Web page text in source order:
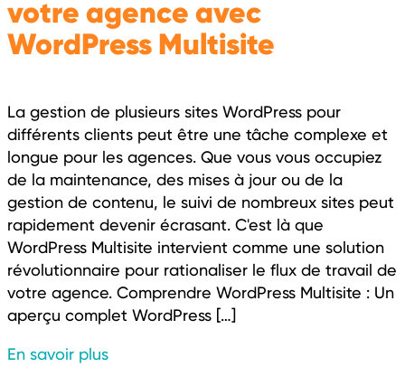
votre agence avec
WordPress Multisite
La gestion de plusieurs sites WordPress pour
différents clients peut être une tâche complexe et
longue pour les agences. Que vous vous occupiez
de la maintenance, des mises à jour ou de la
gestion de contenu, le suivi de nombreux sites peut
rapidement devenir écrasant. C'est là que
WordPress Multisite intervient comme une solution
révolutionnaire pour rationaliser le flux de travail de
votre agence. Comprendre WordPress Multisite : Un
aperçu complet WordPress […]
En savoir plus